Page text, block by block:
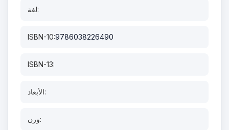
لغة:
ISBN-10:9786038226490
ISBN-13:
الأبعاد:
وزن: